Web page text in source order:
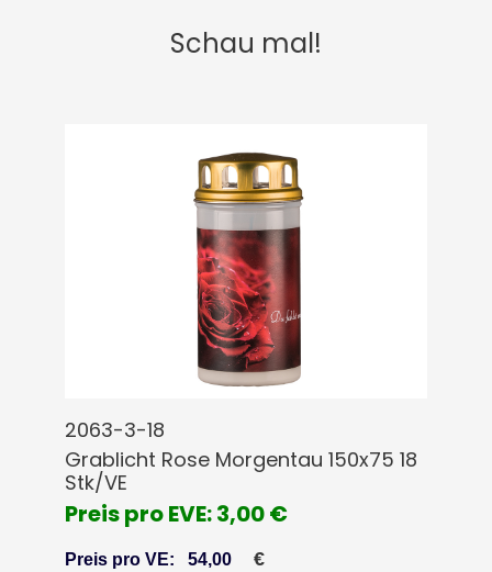
Schau mal!
2063-3-18
Grablicht Rose Morgentau 150x75 18
Stk/VE
Preis pro EVE: 3,00 €
Preis pro VE: 54,00 €